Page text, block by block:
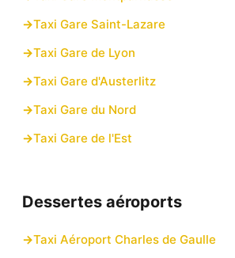
Taxi Gare Saint-Lazare
Taxi Gare de Lyon
Taxi Gare d'Austerlitz
Taxi Gare du Nord
Taxi Gare de l'Est
Dessertes aéroports
Taxi Aéroport Charles de Gaulle